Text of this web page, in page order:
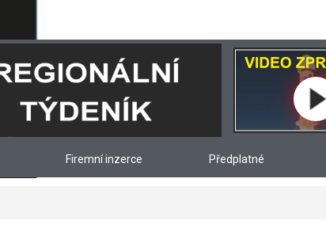
Firemní inzerce Předplatné